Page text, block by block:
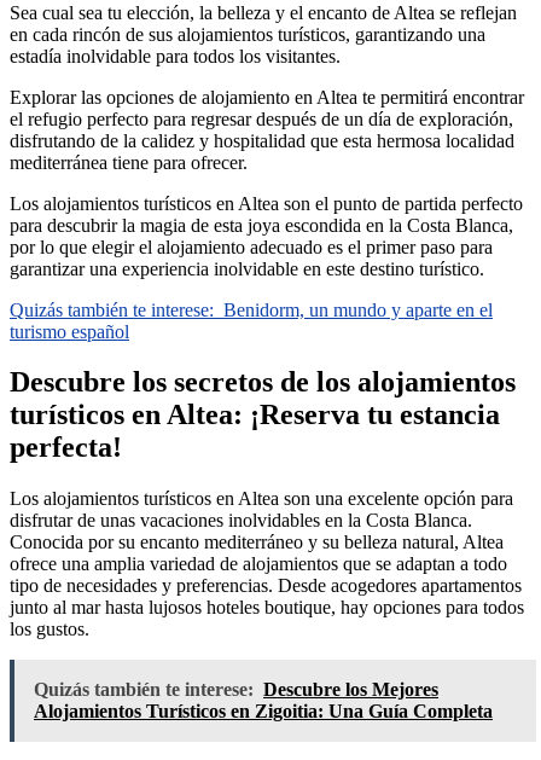
Sea cual sea tu elección, la belleza y el encanto de Altea se reflejan
en cada rincón de sus alojamientos turísticos, garantizando una
estadía inolvidable para todos los visitantes.
Explorar las opciones de alojamiento en Altea te permitirá encontrar
el refugio perfecto para regresar después de un día de exploración,
disfrutando de la calidez y hospitalidad que esta hermosa localidad
mediterránea tiene para ofrecer.
Los alojamientos turísticos en Altea son el punto de partida perfecto
para descubrir la magia de esta joya escondida en la Costa Blanca,
por lo que elegir el alojamiento adecuado es el primer paso para
garantizar una experiencia inolvidable en este destino turístico.
Quizás también te interese: Benidorm, un mundo y aparte en el
turismo español
Descubre los secretos de los alojamientos
turísticos en Altea: ¡Reserva tu estancia
perfecta!
Los alojamientos turísticos en Altea son una excelente opción para
disfrutar de unas vacaciones inolvidables en la Costa Blanca.
Conocida por su encanto mediterráneo y su belleza natural, Altea
ofrece una amplia variedad de alojamientos que se adaptan a todo
tipo de necesidades y preferencias. Desde acogedores apartamentos
junto al mar hasta lujosos hoteles boutique, hay opciones para todos
los gustos.
Quizás también te interese: Descubre los Mejores
Alojamientos Turísticos en Zigoitia: Una Guía Completa